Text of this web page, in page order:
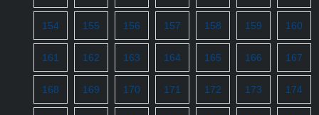
154 155 156 157 158 159 160
161 162 163 164 165 166 167
168 169 170 171 172 173 174